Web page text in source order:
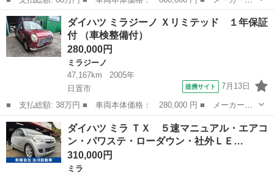
名： ダイハツ ■ 車種名： トール ■ グレード名： Ｘ ＳＡＩ
Ｉ バックカメラ ナビ ＴＶ 両側スライド・片側電動 クリアラ
ンスソナー 衝突...
鹿児島 日置市 トール
ダイハツ ミラジーノ Ｘリミテッド １年保証
付 （車検整備付）
280,000円
ミラジーノ
47,167km
2005年
日置市
提携サイト 7月13日
■ 支払総額: 38万円 ■ 車両本体価格： 280,000 円 ■ メーカー
名： ダイハツ ■ 車種名： ミラジーノ ■ グレード名： Ｘリミ
テッド １年保証付 ■ 排気量： 660cc ■ ドア枚数： 5D ■ ミッ
シ...
鹿児島 日置市 ミラジーノ
ダイハツ ミラ ＴＸ ５速マニュアル・エアコ
ン・パワステ・ローダウン・社外ＬＥ…
310,000円
ミラ